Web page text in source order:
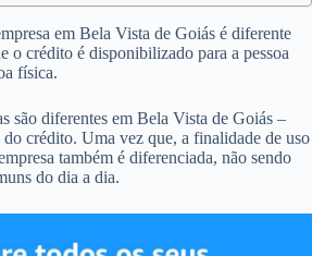
em Bela Vista de Goiás é diferente
o crédito é disponibilizado para a pessoa
física.
são diferentes em Bela Vista de Goiás –
crédito. Uma vez que, a finalidade de uso
também é diferenciada, não sendo
do dia a dia.